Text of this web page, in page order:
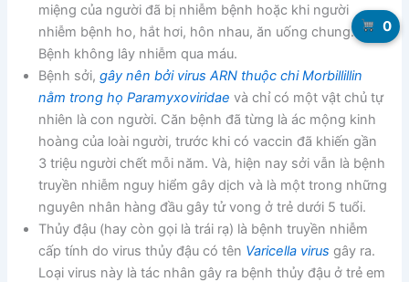
miệng của người đã bị nhiễm bệnh hoặc khi người
nhiễm bệnh ho, hắt hơi, hôn nhau, ăn uống chung.
Bệnh không lây nhiễm qua máu.
Bệnh sởi,gây nên bởi virus ARN thuộc chi Morbillillin
nằm trong họ Paramyxoviridae và chỉ có một vật chủ tự
nhiên là con người. Căn bệnh đã từng là ác mộng kinh
hoàng của loài người, trước khi có vaccin đã khiến gần
3 triệu người chết mỗi năm. Và, hiện nay sởi vẫn là bệnh
truyền nhiễm nguy hiểm gây dịch và là một trong những
nguyên nhân hàng đầu gây tử vong ở trẻ dưới 5 tuổi.
Thủy đậu (hay còn gọi là trái rạ) là bệnh truyền nhiễm
cấp tính do virus thủy đậu có tên Varicella virus gây ra.
Loại virus này là tác nhân gây ra bệnh thủy đậu ở trẻ em
0